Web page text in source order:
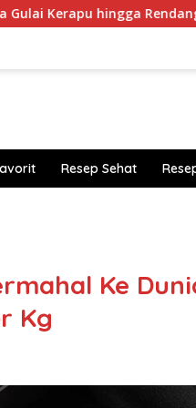
Rendang Sedap
Resep Sehat
Ke
Kg